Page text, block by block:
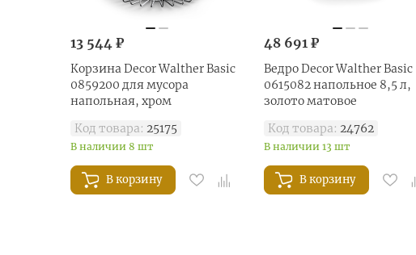
13 544 ₽
Корзина Decor Walther Basic
0859200 для мусора
напольная, хром
Код товара: 25175
В наличии 8 шт
В корзину
48 691 ₽
Ведро Decor Walther Basic
0615082 напольное 8,5 л,
золото матовое
Код товара: 24762
В наличии 13 шт
В корзину